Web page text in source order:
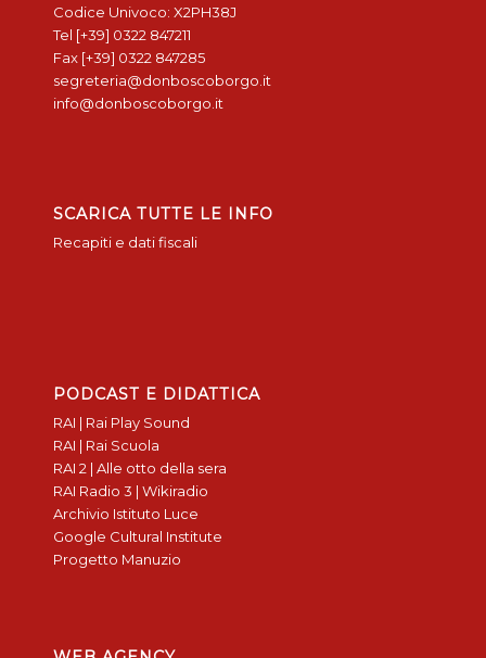
Codice Univoco: X2PH38J
Tel [+39] 0322 847211
Fax [+39] 0322 847285
segreteria@donboscoborgo.it
info@donboscoborgo.it
SCARICA TUTTE LE INFO
Recapiti e dati fiscali
PODCAST E DIDATTICA
RAI | Rai Play Sound
RAI | Rai Scuola
RAI 2 | Alle otto della sera
RAI Radio 3 | Wikiradio
Archivio Istituto Luce
Google Cultural Institute
Progetto Manuzio